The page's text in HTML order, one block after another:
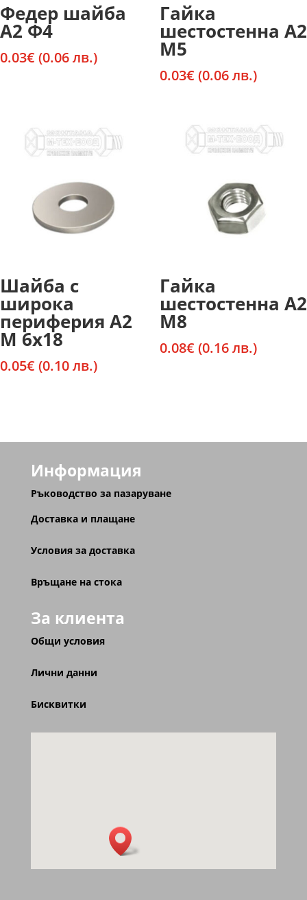
Федер шайба
А2 Ф4
0.03€ (0.06 лв.)
Гайка
шестостенна А2
М5
0.03€ (0.06 лв.)
Шайба с
широка
периферия А2
М 6х18
0.05€ (0.10 лв.)
Гайка
шестостенна А2
М8
0.08€ (0.16 лв.)
Информация
Ръководство за пазаруване
Доставка и плащане
Условия за доставка
Връщане на стока
За клиента
Общи условия
Лични данни
Бисквитки